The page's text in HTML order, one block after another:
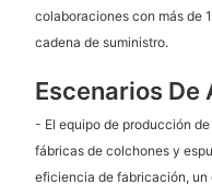
colaboraciones con más de
cadena de suministro.
Escenarios De
- El equipo de producción
fábricas de colchones y
eficiencia de fabricación, un